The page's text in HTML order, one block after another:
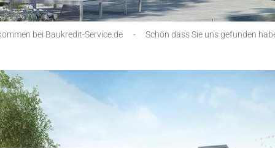
bei Baukredit-Service.de - Schön dass Sie uns gefunden